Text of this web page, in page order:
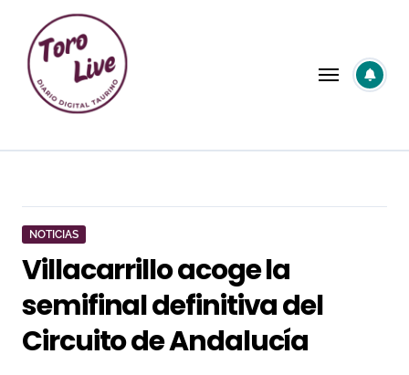
contenido
NOTICIAS
Villacarrillo acoge la
semifinal definitiva del
Circuito de Andalucía